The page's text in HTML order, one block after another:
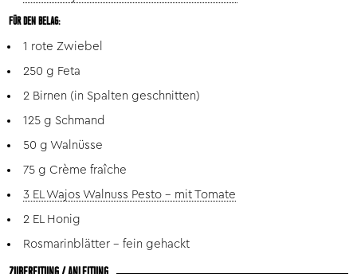
FÜR DEN BELAG:
1 rote Zwiebel
250 g Feta
2 Birnen (in Spalten geschnitten)
125 g Schmand
50 g Walnüsse
75 g Crème fraîche
3 EL Wajos Walnuss Pesto – mit Tomate
2 EL Honig
Rosmarinblätter - fein gehackt